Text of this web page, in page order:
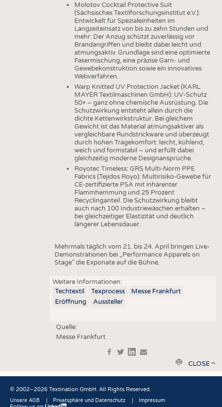
Molotov Cocktail Protective Suit
(Sächsisches Textilforschungsinstitut e.V.):
Entwickelt für Spezialeinheiten im
Langzeiteinsatz von bis zu zehn Stunden und
mehr: Der Anzug schützt zuverlässig vor
Brandangriffen und bleibt dabei leicht und
atmungsaktiv. Grundlage sind eine optimierte
Fasermischung, eine präzise Garn- und
Gewebekonstruktion sowie ein innovatives
Webverfahren.
Warp Knitted UV Protection Jacket (KARL
MAYER Textilmaschinen GmbH): UV-Schutz
50+ – ganz ohne chemische Ausrüstung. Die
Schutzwirkung entsteht allein durch die
dichte Kettenwirkstruktur. Bei gleichem
Gewicht ist das Material atmungsaktiver als
vergleichbare Rundstrickware und überzeugt
durch hohen Tragekomfort: leicht, kühlend,
weich und formstabil – und erfüllt dabei
gleichzeitig moderne Designansprüche.
Royotec Timeless: GRS Multi-Norm PPE
Fabrics (Tejidos Royo): Multirisiko-Gewebe für
CE-zertifizierte PSA mit inhärenter
Flammhemmung und 25 Prozent
Recyclinganteil. Die Schutzwirkung bleibt
auch nach 100 Industriewäschen erhalten –
bei gleichzeitiger Elastizität und deutlich
längerer Lebensdauer.
Mehrmals täglich vom 21. bis 24. April bringen Live-
Demonstrationen bei „Performance Apparels on
Stage" die Exponate auf die Bühne.
Weitere Informationen:
Techtextil
Texprocess
Messe Frankfurt
Eröffnung
Aussteller
Quelle:
Messe Frankfurt
in
print
CLOSE
© 2002–2026 Textination GmbH. All Rights Reserved.
Unsere AGB Privatsphäre und Datenschutz Impressum